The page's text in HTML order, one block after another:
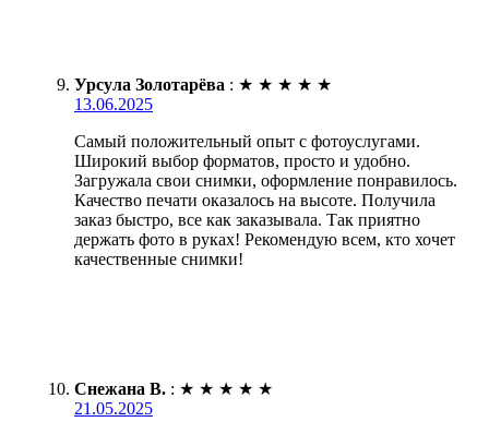
Урсула Золотарёва : ★ ★ ★ ★ ★
13.06.2025
Самый положительный опыт с фотоуслугами.
Широкий выбор форматов, просто и удобно.
Загружала свои снимки, оформление понравилось.
Качество печати оказалось на высоте. Получила
заказ быстро, все как заказывала. Так приятно
держать фото в руках! Рекомендую всем, кто хочет
качественные снимки!
Снежана В. : ★ ★ ★ ★ ★
21.05.2025